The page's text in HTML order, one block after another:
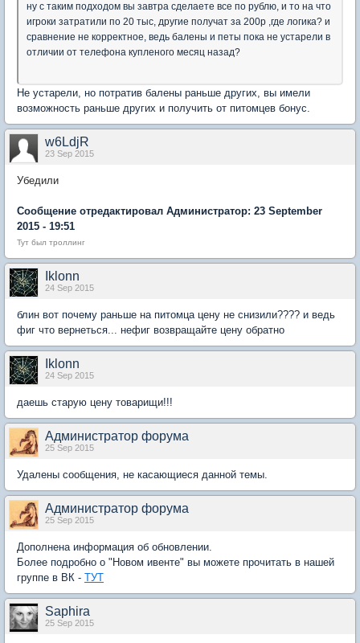
ну с таким подходом вы завтра сделаете все по рублю, и то на что
игроки затратили по 20 тыс, другие получат за 200р ,где логика? и
сравнение не корректное, ведь балены и петы пока не устарели в
отличии от телефона купленого месяц назад?
Не устарели, но потратив балены раньше других, вы имели
возможность раньше других и получить от питомцев бонус.
w6LdjR
23 Sep 2015
Убедили
Сообщение отредактировал Администратор: 23 September
2015 - 19:51
Тут был троллинг
Iklonn
24 Sep 2015
блин вот почему раньше на питомца цену не снизили???? и ведь
фиг что вернеться... нефиг возвращайте цену обратно
Iklonn
24 Sep 2015
даешь старую цену товарищи!!!
Администратор форума
25 Sep 2015
Удалены сообщения, не касающиеся данной темы.
Администратор форума
25 Sep 2015
Дополнена информация об обновлении.
Более подробно о "Новом ивенте" вы можете прочитать в нашей
группе в ВК - ТУТ
Saphira
25 Sep 2015